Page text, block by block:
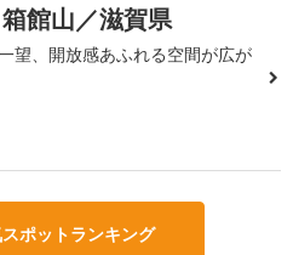
館山／滋賀県
望、開放感あふれる空間が広が
ポットランキング